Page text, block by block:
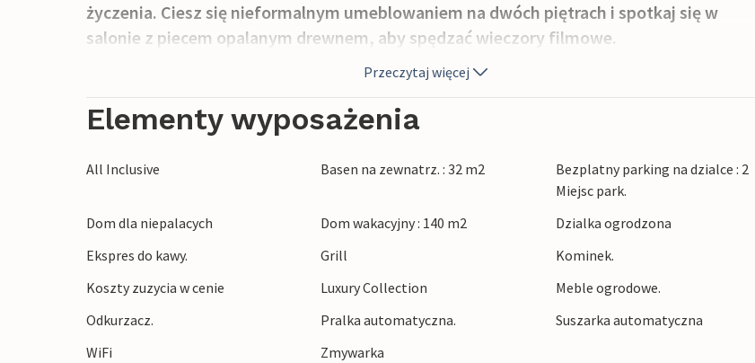
życzenia. Ciesz się nieformalnym umeblowaniem na dwóch piętrach i spotkaj się w
salonie z piecem opalanym drewnem, aby spędzać wieczory filmowe.
Na zewnątrz kusi taras na dachu i zadaszony taras, gdzie można grillować, jeść razem i
rozmawiać do późna w nocy. Dzieci mogą pływać w basenie przez całe popołudnie i
wypełniać ogród dziecięcym śmiechem.
Zaplanuj nowe doświadczenia i aktywności na Istrii każdego dnia. Udaj się na wybrzeże,
gdzie możesz popływać na kamienistej plaży i odwiedzić urocze nadmorskie miasteczka.
Ważne kulturowo miasta, takie jak Pula i Rovinj, są również w zasięgu ręki. Odkryj
urokliwe wioski, piękne krajobrazy i daj się skusić istryjskim specjałom.
Przeczytaj więcej
Elementy wyposażenia
All Inclusive Basen na zewnatrz. : 32 m2
Bezplatny parking na dzialce : 2
Miejsc park.
Dom dla niepalacych
Dom wakacyjny : 140 m2
Dzialka ogrodzona
Ekspres do kawy.
Grill
Kominek.
Koszty zuzycia w cenie
Luxury Collection
Meble ogrodowe.
Odkurzacz.
Pralka automatyczna.
Suszarka automatyczna
WiFi
Zmywarka